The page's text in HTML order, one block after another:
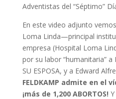
Adventistas del “Séptimo”
En este video adjunto
Loma Linda—principal
empresa (Hospital Loma
por su labor “humanitaria” a
SU ESPOSA, y a Edward
FELDKAMP admite en el
¡más de 1,200 ABORTOS!